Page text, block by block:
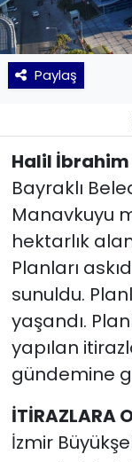
Paylaş
Halil İbrahim
Bayraklı
Manavkuyu
hektarlık
Planları
sunuldu.
yaşandı.
yapılan
gündemine
İTİRAZLARA
İzmir
SAĞLIK
Siyaset
Yaşam
YEREL
YEREL
Yurt